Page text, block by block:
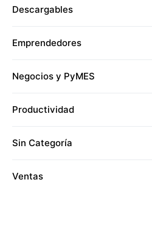
Descargables
Emprendedores
Negocios y PyMES
Productividad
Sin Categoría
Ventas